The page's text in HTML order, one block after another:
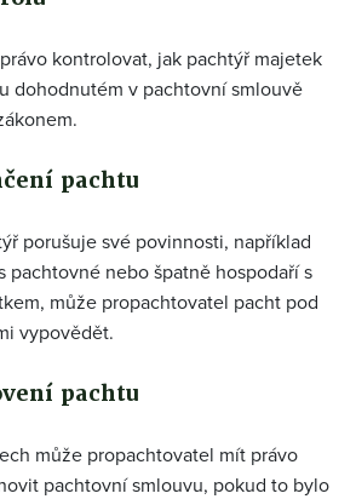
kontrolovat, jak pachtýř majetek
dohodnutém v pachtovní smlouvě
pachtu
porušuje své povinnosti, například
pachtovné nebo špatně hospodaří s
může propachtovatel pacht pod
vypovědět.
pachtu
může propachtovatel mít právo
pachtovní smlouvu, pokud to bylo